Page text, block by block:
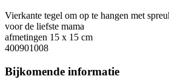
Vierkante tegel om op te hangen met
voor de liefste mama
afmetingen 15 x 15 cm
400901008
Bijkomende informatie